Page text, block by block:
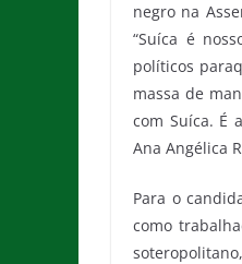
negro na
“Suíca é
políticos
massa de
com Suíca. É
Ana Angélica
Para o
como